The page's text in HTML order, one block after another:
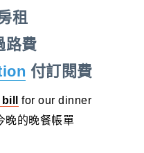
租
路費
付訂閱費
for our dinner
晚的晚餐帳單